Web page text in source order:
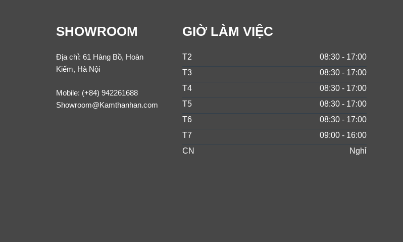
SHOWROOM
Địa chỉ: 61 Hàng Bồ, Hoàn
Kiếm, Hà Nội
Mobile: (+84) 942261688
Showroom@Kamthanhan.com
GIỜ LÀM VIỆC
T2
08:30 - 17:00
T3
08:30 - 17:00
T4
08:30 - 17:00
T5
08:30 - 17:00
T6
08:30 - 17:00
T7
09:00 - 16:00
CN
Nghỉ